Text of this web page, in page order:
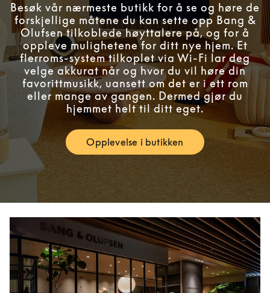
Besøk vår nærmeste butikk for å se og høre de
forskjellige måtene du kan sette opp Bang &
Olufsen tilkoblede høyttalere på, og for å
oppleve mulighetene for ditt nye hjem. Et
flerroms-system tilkoplet via Wi-Fi lar deg
velge akkurat når og hvor du vil høre din
favorittmusikk, uansett om det er i ett rom
eller mange av gangen. Dermed gjør du
hjemmet helt til ditt eget.
Opplevelse i butikkenLink Opens in New Tab